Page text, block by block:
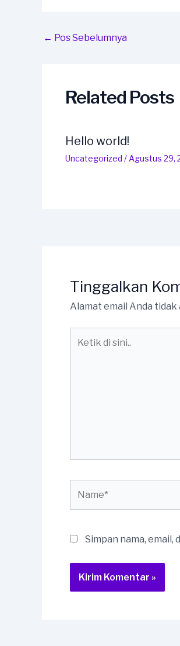
Post
← Pos Sebelumnya
Related Posts
Hello world!
Uncategorized / Agustus 29,
Tinggalkan
Alamat email Anda
Simpan nama,